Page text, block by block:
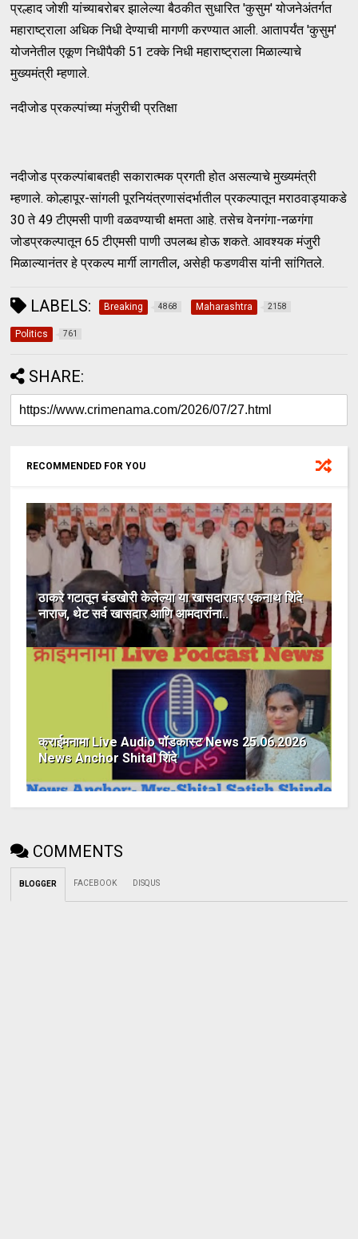
प्रल्हाद जोशी यांच्याबरोबर झालेल्या बैठकीत सुधारित 'कुसुम' योजनेअंतर्गत
महाराष्ट्राला अधिक निधी देण्याची मागणी करण्यात आली. आतापर्यंत 'कुसुम'
योजनेतील एकूण निधीपैकी 51 टक्के निधी महाराष्ट्राला मिळाल्याचे
मुख्यमंत्री म्हणाले.
नदीजोड प्रकल्पांच्या मंजुरीची प्रतिक्षा
नदीजोड प्रकल्पांबाबतही सकारात्मक प्रगती होत असल्याचे मुख्यमंत्री
म्हणाले. कोल्हापूर-सांगली पूरनियंत्रणासंदर्भातील प्रकल्पातून मराठवाड्याकडे
30 ते 49 टीएमसी पाणी वळवण्याची क्षमता आहे. तसेच वेनगंगा-नळगंगा
जोडप्रकल्पातून 65 टीएमसी पाणी उपलब्ध होऊ शकते. आवश्यक मंजुरी
मिळाल्यानंतर हे प्रकल्प मार्गी लागतील, असेही फडणवीस यांनी सांगितले.
LABELS: Breaking 4868 Maharashtra 2158
Politics 761
SHARE:
RECOMMENDED FOR YOU
ठाकरे गटातून बंडखोरी केलेल्या या खासदारावर एकनाथ शिंदे
नाराज, थेट सर्व खासदार आणि आमदारांना..
क्राईमनामा Live Audio पॉडकास्ट News 25.06.2026
News Anchor Shital शिंदे
COMMENTS
BLOGGER FACEBOOK DISQUS